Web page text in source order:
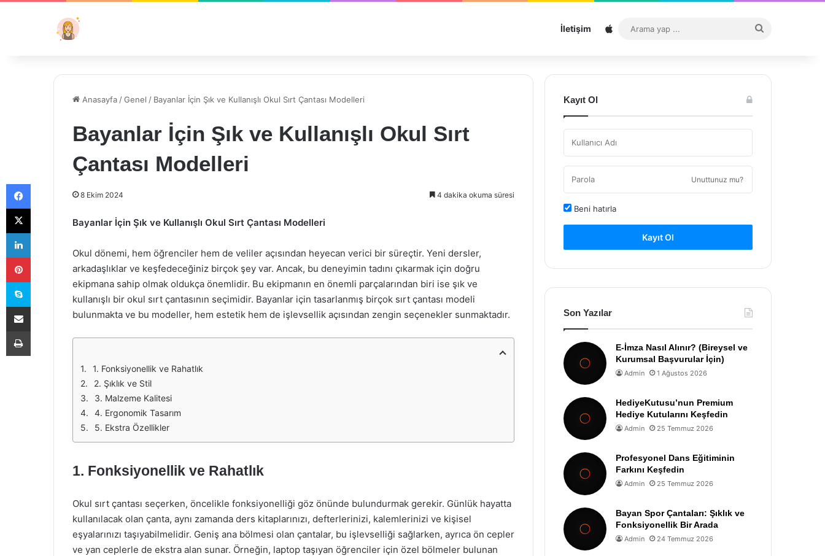
İletişim Sitemap
...
Anasayfa /Genel / Bayanlar İçin Şık ve Kullanışlı Okul Sırt Çantası Modelleri
Bayanlar İçin Şık ve Kullanışlı Okul Sırt
Çantası Modelleri
8 Ekim 2024 4 dakika okuma süresi
Bayanlar İçin Şık ve Kullanışlı Okul Sırt Çantası Modelleri
Okul dönemi, hem öğrenciler hem de veliler açısından heyecan verici bir süreçtir. Yeni dersler,
arkadaşlıklar ve keşfedeceğiniz birçok şey var. Ancak, bu deneyimin tadını çıkarmak için doğru
ekipmana sahip olmak oldukça önemlidir. Bu ekipmanın en önemli parçalarından biri ise şık ve
kullanışlı bir okul sırt çantasının seçimidir. Bayanlar için tasarlanmış birçok sırt çantası modeli
bulunmakta ve bu modeller, hem estetik hem de işlevsellik açısından zengin seçenekler sunmaktadır.
1. Fonksiyonellik ve Rahatlık
2. Şıklık ve Stil
3. Malzeme Kalitesi
4. Ergonomik Tasarım
5. Ekstra Özellikler
1. Fonksiyonellik ve Rahatlık
Okul sırt çantası seçerken, öncelikle fonksiyonelliği göz önünde bulundurmak gerekir. Günlük hayatta
kullanılacak olan çanta, aynı zamanda ders kitaplarınızı, defterlerinizi, kalemlerinizi ve kişisel
eşyalarınızı taşıyabilmelidir. Geniş ana bölmesi olan çantalar, bu işlevselliği sağlarken, ayrıca ön cepler
ve yan ceplerle de ekstra alan sunar. Örneğin, laptop taşıyan öğrenciler için özel bölmeler bulunan
Kayıt Ol
Unuttunuz mu?
Beni hatırla
Kayıt Ol
Son Yazılar
E-İmza Nasıl Alınır? (Bireysel ve
Kurumsal Başvurular İçin)
Admin 1 Ağustos 2026
HediyeKutusu’nun Premium
Hediye Kutularını Keşfedin
Admin 25 Temmuz 2026
Profesyonel Dans Eğitiminin
Farkını Keşfedin
Admin 25 Temmuz 2026
Bayan Spor Çantaları: Şıklık ve
Fonksiyonellik Bir Arada
Admin 24 Temmuz 2026
Facebook
X
LinkedIn
Pinterest
Skype
E-Posta ile paylaş